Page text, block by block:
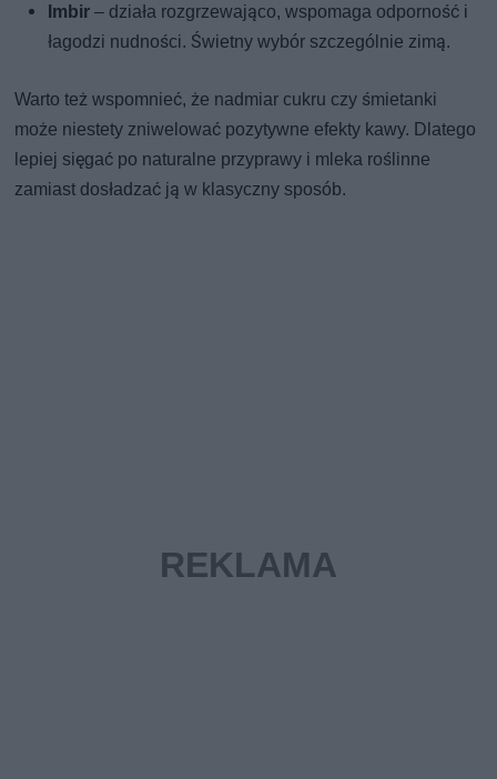
Imbir – działa rozgrzewająco, wspomaga odporność i
łagodzi nudności. Świetny wybór szczególnie zimą.
Warto też wspomnieć, że nadmiar cukru czy śmietanki
może niestety zniwelować pozytywne efekty kawy. Dlatego
lepiej sięgać po naturalne przyprawy i mleka roślinne
zamiast dosładzać ją w klasyczny sposób.